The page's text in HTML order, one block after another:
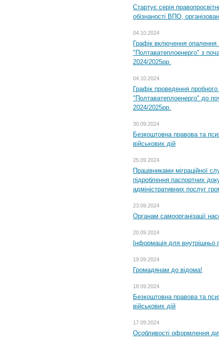
Стартує серія
обізнаності ВПО,
04.10.2024
Графік включення
"Полтаватеплоенерго" з
2024/2025рр.
04.10.2024
Графік проведення
"Полтаватеплоенерго" до
2024/2025рр.
30.09.2024
Безкоштовна правова та
військових дій
25.09.2024
Працівниками міграційної
підроблення паспортних
адміністративних послуг
23.09.2024
Органам самоорганізації
20.09.2024
Інформація для внутрішньо
19.09.2024
Громадянам до відома!
18.09.2024
Безкоштовна правова та
військових дій
17.09.2024
Особливості оформлення